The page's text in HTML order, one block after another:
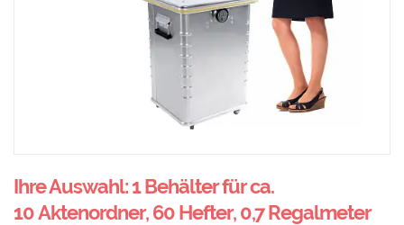
Ihre Auswahl: 1 Behälter für ca.
10 Aktenordner, 60 Hefter, 0,7 Regalmeter